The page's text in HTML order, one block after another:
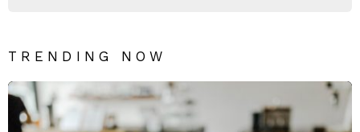
TRENDING NOW